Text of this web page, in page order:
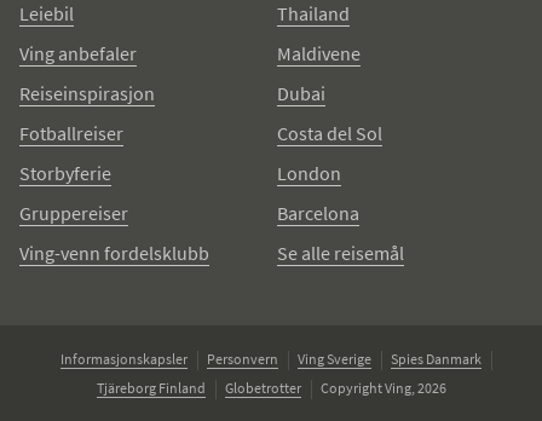
Leiebil
Ving anbefaler
Reiseinspirasjon
Fotballreiser
Storbyferie
Gruppereiser
Ving-venn fordelsklubb
Thailand
Maldivene
Dubai
Costa del Sol
London
Barcelona
Se alle reisemål
Informasjonskapsler Personvern Ving Sverige
Spies Danmark
Tjäreborg Finland
Globetrotter Copyright Ving, 2026